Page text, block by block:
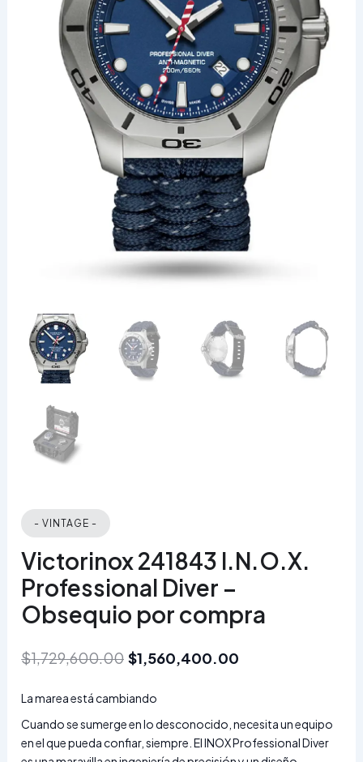
- VINTAGE -
Victorinox 241843 I.N.O.X.
Professional Diver –
Obsequio por compra
$1,729,600.00 $1,560,400.00
La marea está cambiando
Cuando se sumerge en lo desconocido, necesita un equipo
en el que pueda confiar, siempre. El INOX Professional Diver